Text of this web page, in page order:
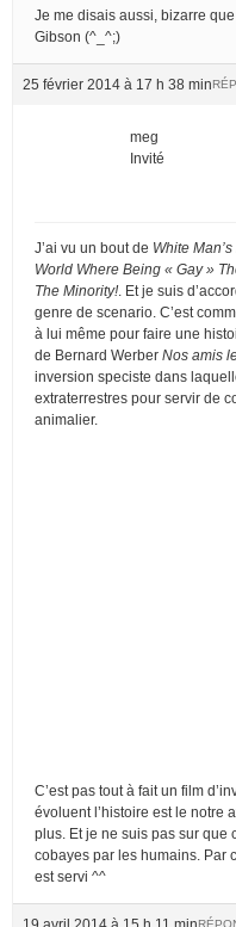
Je me disais aussi, bizarre
Gibson (^_^;)
25 février 2014 à 17 h 38 min
meg
Invité
J’ai vu un bout de White
World Where Being « Gay »
The Minority!. Et je suis
genre de scenario. C’est
à lui même pour faire une
de Bernard Werber Nos amis
inversion speciste dans
extraterrestres pour servir de
animalier.
C’est pas tout à fait un film
évoluent l’histoire est le notre
plus. Et je ne suis pas sur que
cobayes par les humains. Par
est servi ^^